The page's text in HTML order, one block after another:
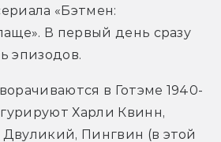
«Бэтмен:
В первый день сразу
эпизодов.
в Готэме 1940-
Харли Квинн,
Пингвин (в этой